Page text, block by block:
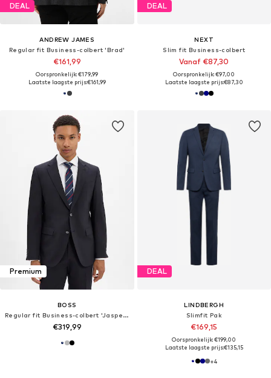
DEAL
ANDREW JAMES
Regular fit Business-colbert 'Brad'
€161,99
Oorspronkelijk: €179,99
Laatste laagste prijs:€161,99
DEAL
NEXT
Slim fit Business-colbert
Vanaf €87,30
Oorspronkelijk: €97,00
Laatste laagste prijs:€87,30
Premium
BOSS
Regular fit Business-colbert 'Jasper '
€319,99
DEAL
LINDBERGH
Slimfit Pak
€169,15
Oorspronkelijk: €199,00
Laatste laagste prijs:€135,15
+4